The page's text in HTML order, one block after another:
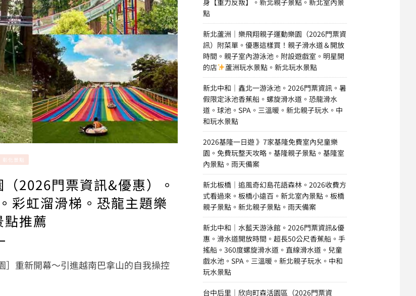
彰化景點
2026門票資訊&優惠）。
彩虹溜滑梯。恐龍主題樂
點推薦
］重新開幕～引進越南巴拿山的自我操控
點
新北蘆洲｜樂飛翔親子運動樂園（2026門票資
訊）附菜單。優惠這樣買！親子滑水道＆開放
時間。親子室內游泳池。附設遊戲室。明星開
的店
蘆洲玩水景點。新北玩水景點
新北中和｜鑫北一游泳池。2026門票資訊。暑
假限定泳池香蕉船。螺旋滑水道。恐龍滑水
道。球池。SPA。三溫暖。新北親子玩水。中
和玩水景點
2026基隆一日遊 》7家基隆免費室內兒童樂
園。免費玩整天攻略。基隆親子景點。基隆室
內景點。雨天備案
新北板橋｜追風奇幻島花語森林。2026收費方
式看過來。板橋小遠百。新北室內景點。板橋
親子景點。新北親子景點。雨天備案
新北中和｜水藍天游泳館。2026門票資訊&優
惠。滑水道開放時間。超長50公尺香蕉船。手
搖船。360度螺旋滑水道。直線滑水道。兒童
戲水池。SPA。三溫暖。新北親子玩水。中和
玩水景點
台中后里｜欣向町森活園區（2026門票資